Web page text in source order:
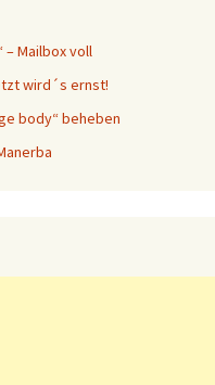
– Mailbox voll
wird´s ernst!
body“ beheben